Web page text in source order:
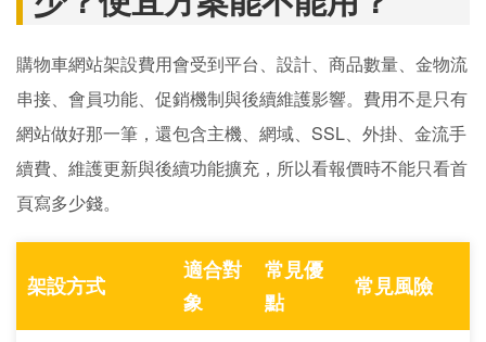
購物車網站架設費用會受到平台、設計、商品數量、金物流
串接、會員功能、促銷機制與後續維護影響。費用不是只有
網站做好那一筆，還包含主機、網域、SSL、外掛、金流手
續費、維護更新與後續功能擴充，所以看報價時不能只看首
頁寫多少錢。
架設方式
適合對
象
常見優
點
常見風險